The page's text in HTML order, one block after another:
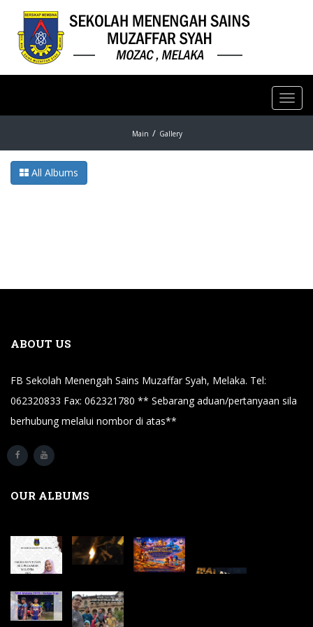
Main Gallery
All Albums
ABOUT US
FB Sekolah Menengah Sains Muzaffar Syah, Melaka. Tel:
062320833 Fax: 062321780 ** Sebarang aduan/pertanyaan sila
berhubung melalui nombor di atas**
OUR ALBUMS